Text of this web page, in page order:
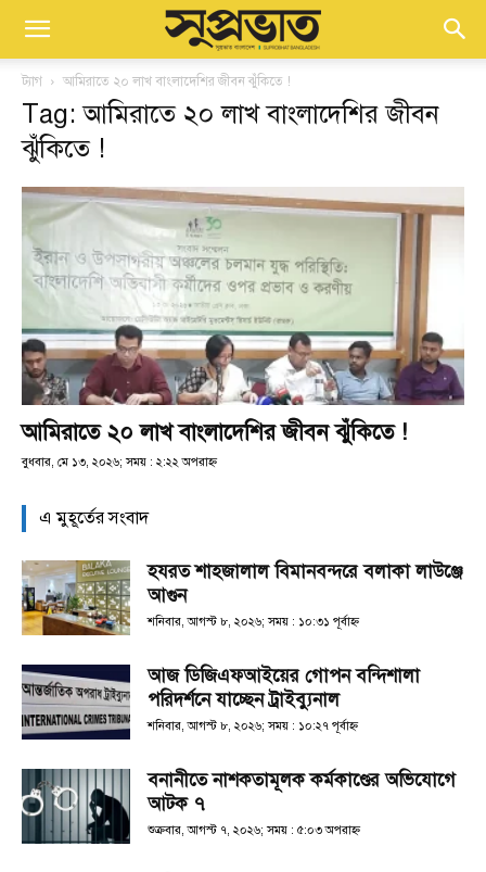
ট্যাগ আমিরাতে ২০ লাখ বাংলাদেশির জীবন ঝুঁকিতে !
Tag: আমিরাতে ২০ লাখ বাংলাদেশির জীবন
ঝুঁকিতে !
আমিরাতে ২০ লাখ বাংলাদেশির জীবন ঝুঁকিতে !
বুধবার, মে ১৩, ২০২৬; সময় : ২:২২ অপরাহ্ণ
এ মুহূর্তের সংবাদ
হযরত শাহজালাল বিমানবন্দরে বলাকা লাউঞ্জে
আগুন
শনিবার, আগস্ট ৮, ২০২৬; সময় : ১০:৩১ পূর্বাহ্ণ
আজ ডিজিএফআইয়ের গোপন বন্দিশালা
পরিদর্শনে যাচ্ছেন ট্রাইব্যুনাল
শনিবার, আগস্ট ৮, ২০২৬; সময় : ১০:২৭ পূর্বাহ্ণ
বনানীতে নাশকতামূলক কর্মকাণ্ডের অভিযোগে
আটক ৭
শুক্রবার, আগস্ট ৭, ২০২৬; সময় : ৫:০৩ অপরাহ্ণ